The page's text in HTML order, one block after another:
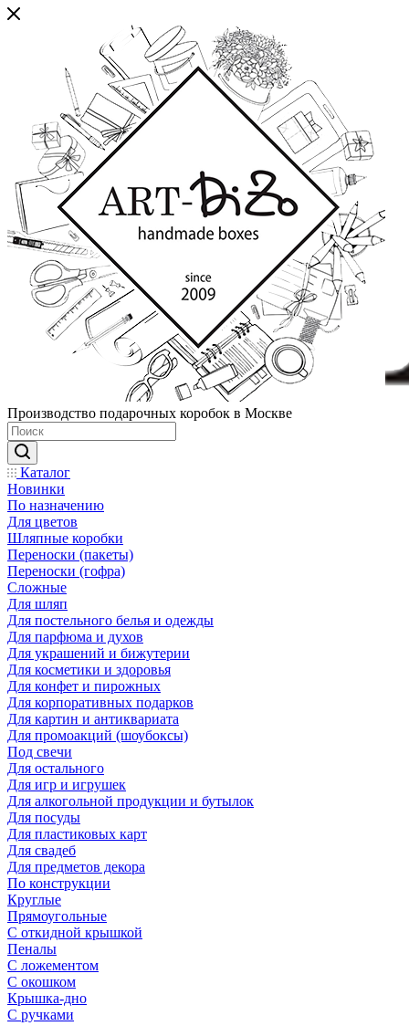
Производство подарочных коробок в Москве
Каталог
Новинки
По назначению
Для цветов
Шляпные коробки
Переноски (пакеты)
Переноски (гофра)
Сложные
Для шляп
Для постельного белья и одежды
Для парфюма и духов
Для украшений и бижутерии
Для косметики и здоровья
Для конфет и пирожных
Для корпоративных подарков
Для картин и антиквариата
Для промоакций (шоубоксы)
Под свечи
Для остального
Для игр и игрушек
Для алкогольной продукции и бутылок
Для посуды
Для пластиковых карт
Для свадеб
Для предметов декора
По конструкции
Круглые
Прямоугольные
С откидной крышкой
Пеналы
С ложементом
С окошком
Крышка-дно
С ручками